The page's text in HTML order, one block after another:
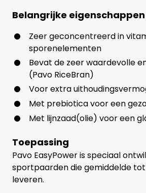
Belangrijke eigenschappen
Zeer geconcentreerd in
sporenelementen
Bevat de zeer waardevolle
(Pavo RiceBran)
Voor extra
Met prebiotica voor een
Met lijnzaad(olie) voor een
Toepassing
Pavo EasyPower is speciaal
sportpaarden die gemiddelde
leveren.